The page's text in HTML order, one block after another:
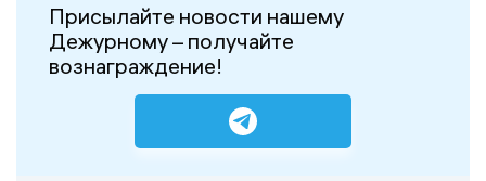
Присылайте новости нашему
Дежурному – получайте
вознаграждение!